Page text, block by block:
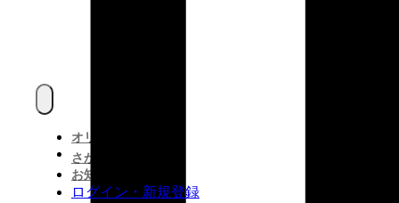
オリジナル作品一覧
さがす
お知らせ
ログイン・新規登録